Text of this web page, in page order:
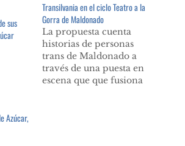
sus
Transilvania en el ciclo Teatro a la
Gorra de Maldonado
La propuesta cuenta
historias de personas
trans de Maldonado a
través de una puesta en
escena que que fusiona
Azúcar,